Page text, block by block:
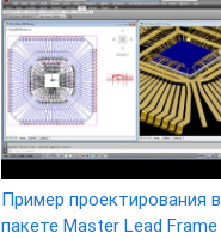
Пример проектирования в
пакете Master Lead Frame